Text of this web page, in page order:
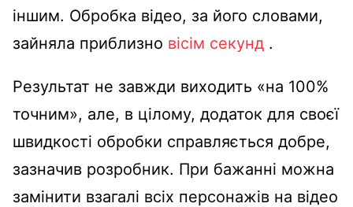
іншим. Обробка відео, за його словами,
зайняла приблизно вісім секунд .
Результат не завжди виходить «на 100%
точним», але, в цілому, додаток для своєї
швидкості обробки справляється добре,
зазначив розробник. При бажанні можна
замінити взагалі всіх персонажів на відео